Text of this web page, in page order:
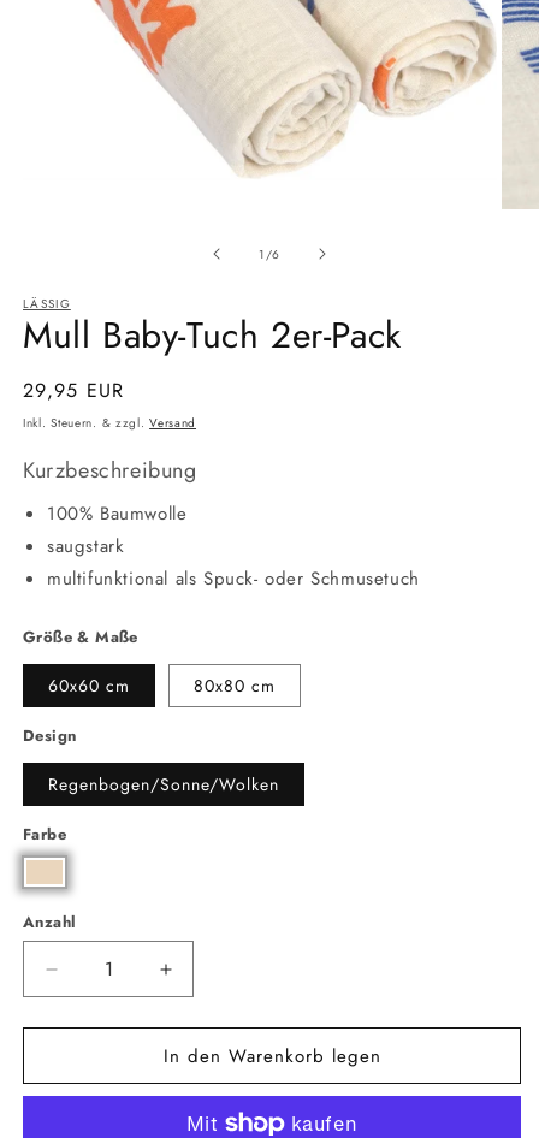
1 /Ab
6
LÄSSIG
Mull Baby-Tuch 2er-Pack
Normaler
Preis
29,95 EUR
Inkl. Steuern. & zzgl.Versand
Kurzbeschreibung
100% Baumwolle
saugstark
multifunktional als Spuck- oder Schmusetuch
Größe & Maße
60x60 cm 80x80 cm
Design
Regenbogen/Sonne/Wolken
Farbe
Anzahl
Anzahl
Verringere
die
Menge
Mull
Erhöhe
die
Menge
für
Mull
Tuch
In den Warenkorb legen